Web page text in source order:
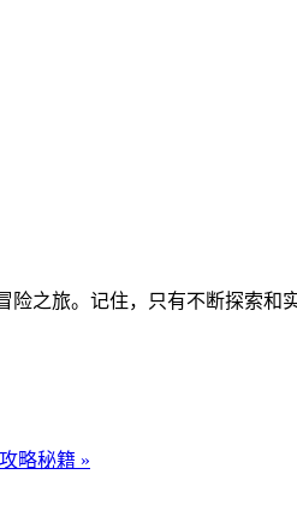
之旅。记住，只有不断探索
略秘籍 »